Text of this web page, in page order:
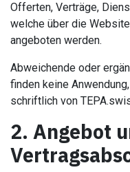
Offerten, Verträge,
welche über die
angeboten werden.
Abweichende oder
finden keine
schriftlich von
2. Angebot